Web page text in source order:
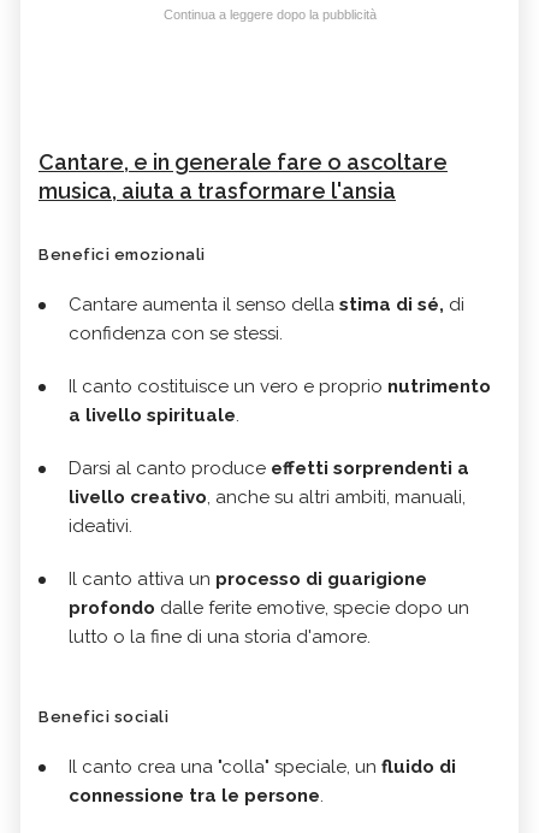
Continua a leggere dopo la pubblicità
Cantare, e in generale fare o ascoltare
musica, aiuta a trasformare l'ansia
Benefici emozionali
Cantare aumenta il senso della stima di sé, di
confidenza con se stessi.
Il canto costituisce un vero e proprio nutrimento
a livello spirituale.
Darsi al canto produce effetti sorprendenti a
livello creativo, anche su altri ambiti, manuali,
ideativi.
Il canto attiva un processo di guarigione
profondo dalle ferite emotive, specie dopo un
lutto o la fine di una storia d'amore.
Benefici sociali
Il canto crea una "colla" speciale, un fluido di
connessione tra le persone.